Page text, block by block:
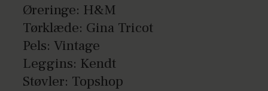
Øreringe: H&M
Tørklæde: Gina Tricot
Pels: Vintage
Leggins: Kendt
Støvler: Topshop